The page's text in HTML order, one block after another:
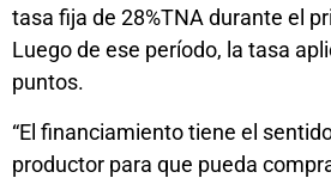
tasa fija de 28%TNA durante el
Luego de ese período, la tasa
puntos.
“El financiamiento tiene el
productor para que pueda